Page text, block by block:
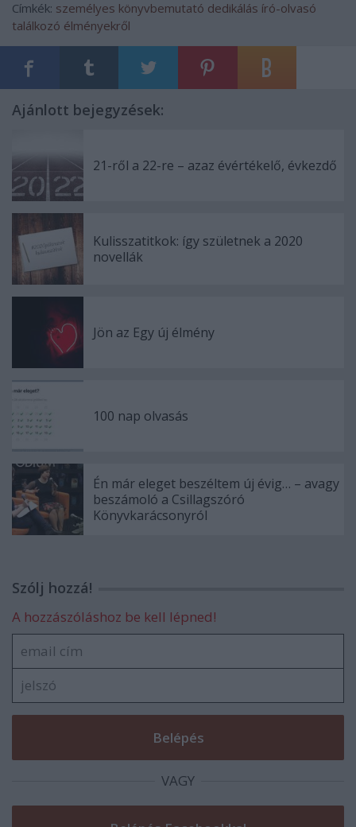
Címkék: személyes könyvbemutató dedikálás író-olvasó
találkozó élményekről
Ajánlott bejegyzések:
21-ről a 22-re – azaz évértékelő, évkezdő
Kulisszatitkok: így születnek a 2020
novellák
Jön az Egy új élmény
100 nap olvasás
Én már eleget beszéltem új évig… – avagy
beszámoló a Csillagszóró
Könyvkarácsonyról
Szólj hozzá!
A hozzászóláshoz be kell lépned!
VAGY